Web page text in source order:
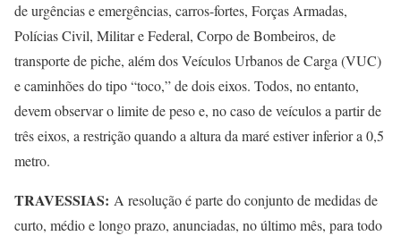
de urgências e emergências, carros-fortes, Forças Armadas,
Polícias Civil, Militar e Federal, Corpo de Bombeiros, de
transporte de piche, além dos Veículos Urbanos de Carga (VUC)
e caminhões do tipo “toco,” de dois eixos. Todos, no entanto,
devem observar o limite de peso e, no caso de veículos a partir de
três eixos, a restrição quando a altura da maré estiver inferior a 0,5
metro.
TRAVESSIAS: A resolução é parte do conjunto de medidas de
curto, médio e longo prazo, anunciadas, no último mês, para todo